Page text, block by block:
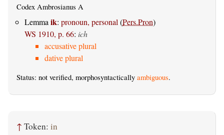
Codex Ambrosianus A
Lemma ik: pronoun, personal (Pers.Pron)
WS 1910, p. 66: ich
accusative plural
dative plural
Status: not verified, morphosyntactically ambiguous.
↑ Token: in